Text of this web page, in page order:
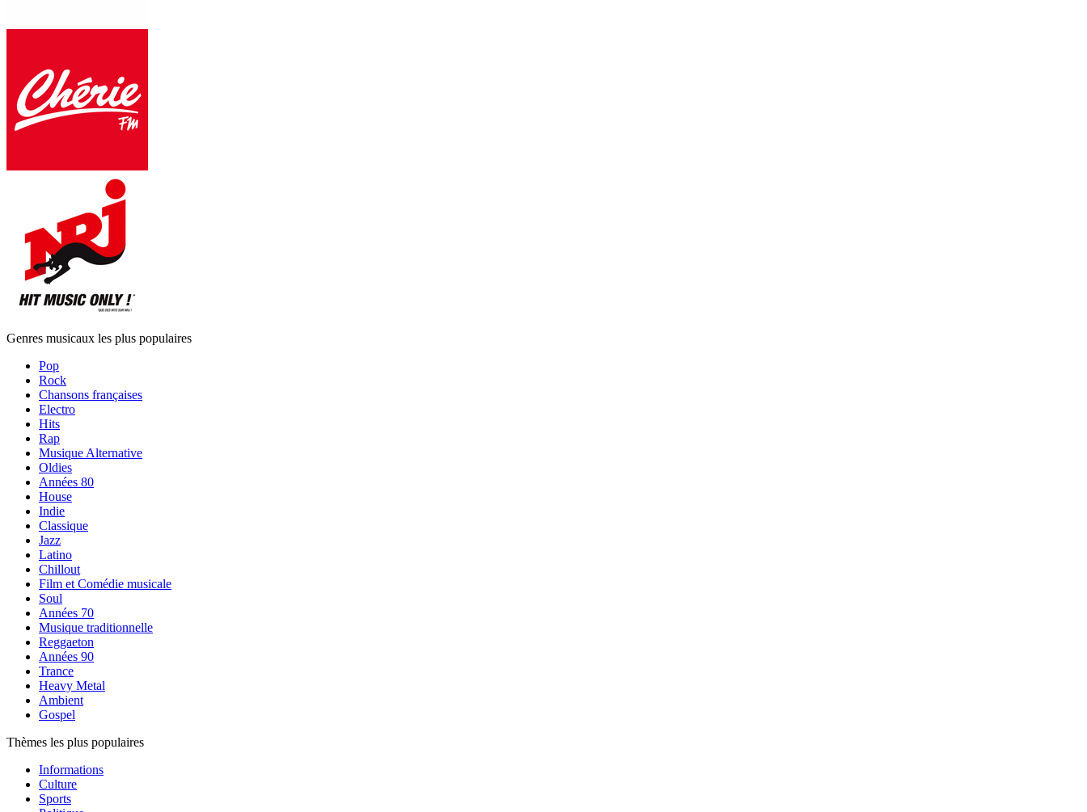
Genres musicaux les plus populaires
Pop
Rock
Chansons françaises
Electro
Hits
Rap
Musique Alternative
Oldies
Années 80
House
Indie
Classique
Jazz
Latino
Chillout
Film et Comédie musicale
Soul
Années 70
Musique traditionnelle
Reggaeton
Années 90
Trance
Heavy Metal
Ambient
Gospel
Thèmes les plus populaires
Informations
Culture
Sports